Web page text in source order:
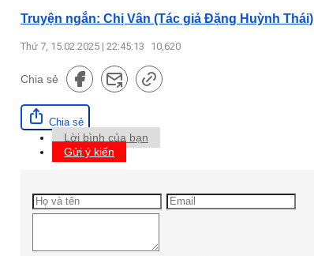
Truyện ngắn: Chị Vân (Tác giả Đặng Huỳnh Thái)
Thứ 7, 15.02.2025 | 22:45:13 10,620
Chia sẻ
Chia sẻ
Lời bình của bạn
Gửi ý kiến